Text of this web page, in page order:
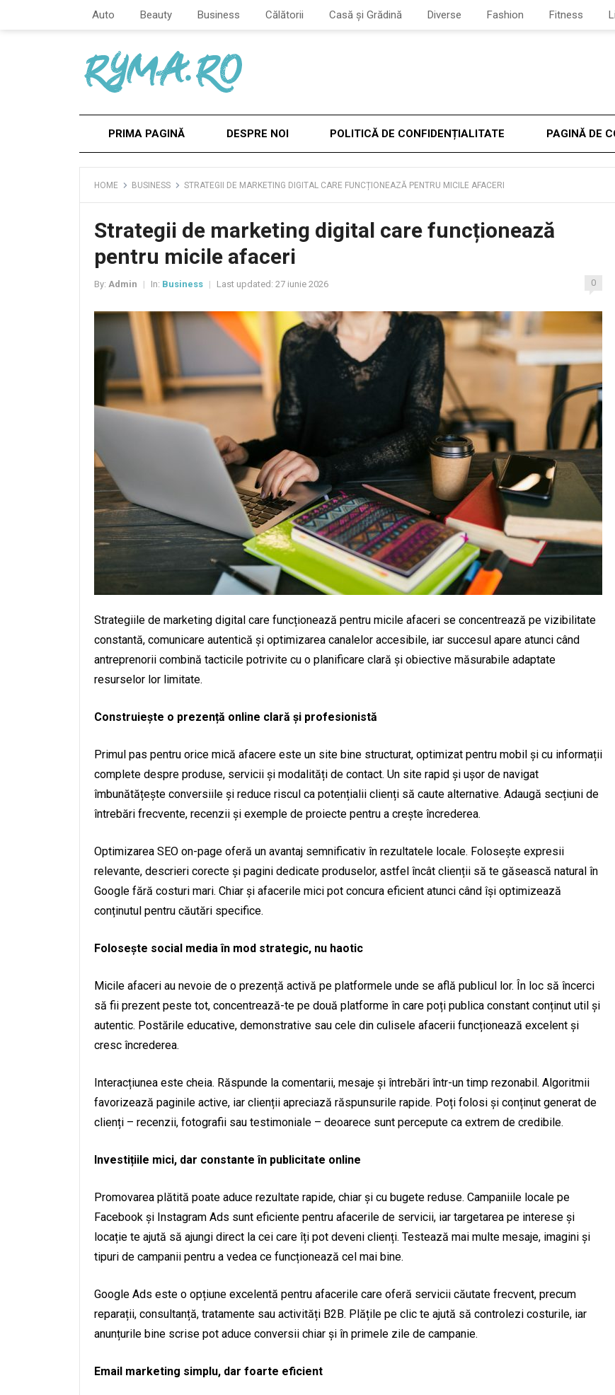
Auto Beauty Business Călătorii Casă și Grădină Diverse Fashion Fitness
PRIMA PAGINĂ DESPRE NOI POLITICĂ DE CONFIDENȚIALITATE PAGINĂ DE
HOME BUSINESS STRATEGII DE MARKETING DIGITAL CARE FUNCȚIONEAZĂ PENTRU MICILE AFACERI
Strategii de marketing digital care funcționează
pentru micile afaceri
By: Admin In: Business Last updated: 27 iunie 2026 0
Strategiile de marketing digital care funcționează pentru micile afaceri se concentrează pe vizibilitate
constantă, comunicare autentică și optimizarea canalelor accesibile, iar succesul apare atunci când
antreprenorii combină tacticile potrivite cu o planificare clară și obiective măsurabile adaptate
resurselor lor limitate.
Construiește o prezență online clară și profesionistă
Primul pas pentru orice mică afacere este un site bine structurat, optimizat pentru mobil și cu informații
complete despre produse, servicii și modalități de contact. Un site rapid și ușor de navigat
îmbunătățește conversiile și reduce riscul ca potențialii clienți să caute alternative. Adaugă secțiuni de
întrebări frecvente, recenzii și exemple de proiecte pentru a crește încrederea.
Optimizarea SEO on-page oferă un avantaj semnificativ în rezultatele locale. Folosește expresii
relevante, descrieri corecte și pagini dedicate produselor, astfel încât clienții să te găsească natural în
Google fără costuri mari. Chiar și afacerile mici pot concura eficient atunci când își optimizează
conținutul pentru căutări specifice.
Folosește social media în mod strategic, nu haotic
Micile afaceri au nevoie de o prezență activă pe platformele unde se află publicul lor. În loc să încerci
să fii prezent peste tot, concentrează-te pe două platforme în care poți publica constant conținut util și
autentic. Postările educative, demonstrative sau cele din culisele afacerii funcționează excelent și
cresc încrederea.
Interacțiunea este cheia. Răspunde la comentarii, mesaje și întrebări într-un timp rezonabil. Algoritmii
favorizează paginile active, iar clienții apreciază răspunsurile rapide. Poți folosi și conținut generat de
clienți – recenzii, fotografii sau testimoniale – deoarece sunt percepute ca extrem de credibile.
Investițiile mici, dar constante în publicitate online
Promovarea plătită poate aduce rezultate rapide, chiar și cu bugete reduse. Campaniile locale pe
Facebook și Instagram Ads sunt eficiente pentru afacerile de servicii, iar targetarea pe interese și
locație te ajută să ajungi direct la cei care îți pot deveni clienți. Testează mai multe mesaje, imagini și
tipuri de campanii pentru a vedea ce funcționează cel mai bine.
Google Ads este o opțiune excelentă pentru afacerile care oferă servicii căutate frecvent, precum
reparații, consultanță, tratamente sau activități B2B. Plățile pe clic te ajută să controlezi costurile, iar
anunțurile bine scrise pot aduce conversii chiar și în primele zile de campanie.
Email marketing simplu, dar foarte eficient